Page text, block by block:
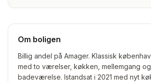
Om boligen
Billig andel på Amager. Klassisk
med to værelser, køkken, mellemgang
badeværelse. Istandsat i 2021 med nyt